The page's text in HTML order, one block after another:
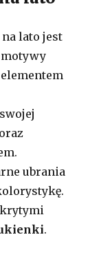
lato jest
oraz
ubrania
.